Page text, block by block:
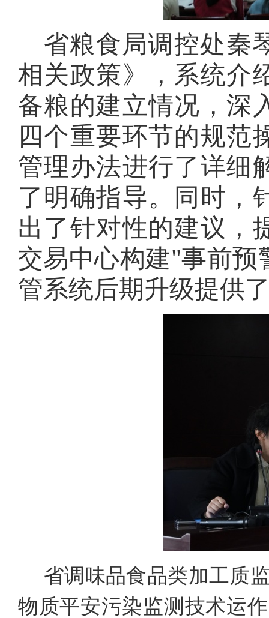
省粮食局调控处秦
相关政策》，系统介
备粮的建立情况，深
四个重要环节的规范
管理办法进行了详细
了明确指导。同时，
出了针对性的建议，
交易中心构建"事前预
管系统后期升级提供
省调味品食品类加工质
物质平安污染监测技术运